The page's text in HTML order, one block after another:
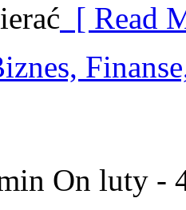
[ Read
On luty -